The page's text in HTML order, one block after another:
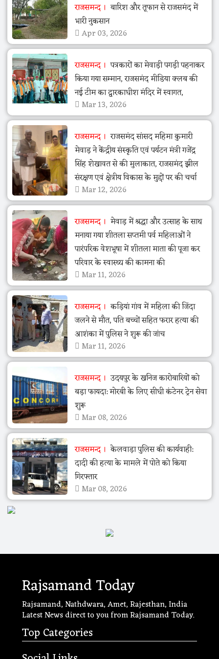
राजसमन्द
बारिश और तूफान से राजसमंद में
भारी नुकसान
Apr 03, 2026
राजसमन्द
पत्रकारों का मेवाड़ी पगड़ी पहनाकर
किया गया सम्मान, राजसमंद मीडिया क्लब की
नई टीम का द्वारकाधीश मंदिर में स्वागत,
Mar 13, 2026
राजसमन्द
राजसमंद सांसद महिमा कुमारी
मेवाड़ ने केंद्रीय संस्कृति एवं पर्यटन मंत्री गजेंद्र
सिंह शेखावत से की मुलाकात, राजसमंद झील
संरक्षण एवं क्षेत्रीय विकास के मुद्दों पर की चर्चा
Mar 12, 2026
राजसमन्द
मेवाड़ में श्रद्धा और उत्साह के साथ
मनाया गया शीतला सप्तमी पर्व महिलाओं ने
पारंपरिक वेशभूषा में शीतला माता की पूजा कर
परिवार के स्वास्थ्य की कामना की
Mar 11, 2026
राजसमन्द
कड़ियां गांव में महिला की जिंदा
जलने से मौत, पति बच्चों सहित फरार हत्या की
आशंका में पुलिस ने शुरू की जांच
Mar 11, 2026
राजसमन्द
उदयपुर के खनिज कारोबारियों को
बड़ा फायदा: मोरबी के लिए सीधी कंटेनर ट्रेन सेवा
शुरू
Mar 08, 2026
राजसमन्द
केलवाड़ा पुलिस की कार्यवाही:
दादी की हत्या के मामले में पोते को किया
गिरफ्तार
Mar 08, 2026
Rajsamand Today
Rajsamand, Nathdwara, Amet, Rajesthan, India
Latest News direct to you from Rajsamand Today.
Top Categories